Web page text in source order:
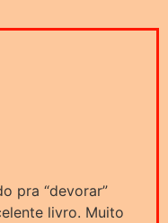
pra “devorar”
livro. Muito